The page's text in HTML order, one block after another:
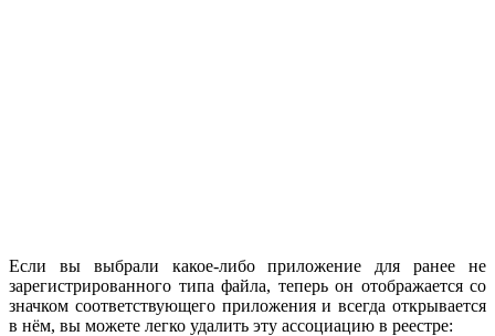
Если вы выбрали какое-либо приложение для ранее не
зарегистрированного типа файла, теперь он отображается со
значком соответствующего приложения и всегда открывается
в нём, вы можете легко удалить эту ассоциацию в реестре: